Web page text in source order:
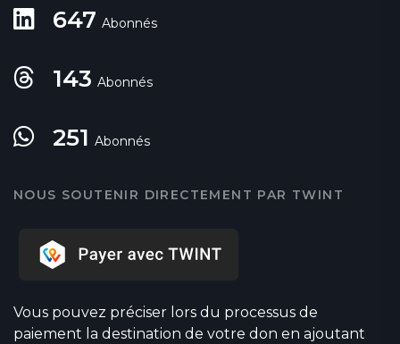
647 Abonnés
143 Abonnés
251 Abonnés
NOUS SOUTENIR DIRECTEMENT PAR TWINT
Vous pouvez préciser lors du processus de
paiement la destination de votre don en ajoutant